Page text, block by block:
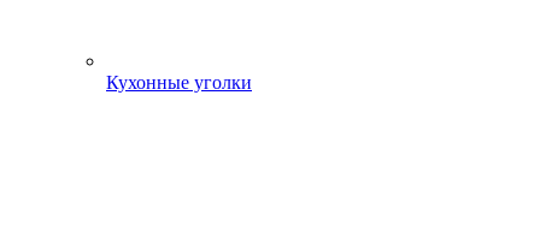
Кухонные уголки